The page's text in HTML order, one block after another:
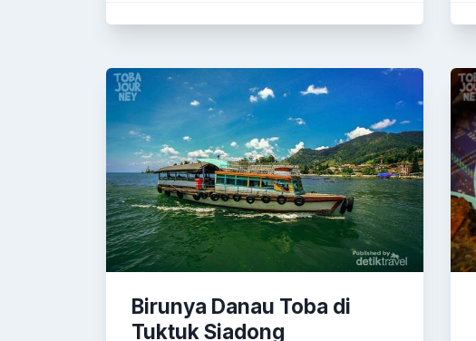
Birunya Danau Toba di
Tuktuk Siadong